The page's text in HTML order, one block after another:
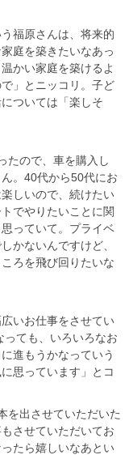
福原さんは、将来的
庭を築きたいなあっ
かい家庭を築けるよ
」とニッコリ。子ど
ついては「楽しそ
たので、車を購入し
。40代から50代にお
しいので、続けたい
でやりたいことに関
っていて。プライベ
かないんですけど、
ろを飛び回りたいな
いお仕事をさせてい
ても、いろいろなお
進もうかなっていう
思っています」とコ
を出させていただいた
させていただいてお
たら嬉しいなあとい